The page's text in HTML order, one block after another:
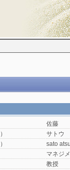
佐藤
サトウ
sato
マネジ
教授